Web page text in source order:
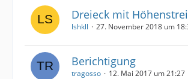
Dreieck mit
lshkll 27. November 2018 um
Berichtigung
tragosso 12. Mai 2017 um 21:27